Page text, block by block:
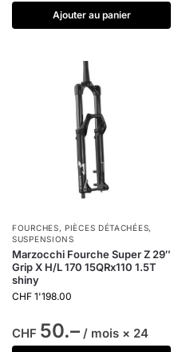
Ajouter au panier
FOURCHES,PIÈCES DÉTACHÉES,
SUSPENSIONS
Marzocchi Fourche Super Z 29″
Grip X H/L 170 15QRx110 1.5T
shiny
CHF 1'198.00
CHF 50.– / mois × 24